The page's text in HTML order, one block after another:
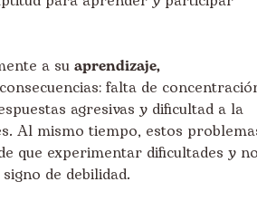
a su aprendizaje,
falta de
agresivas y dificultad a la
Al mismo tiempo, estos
que experimentar dificultades y
de debilidad.